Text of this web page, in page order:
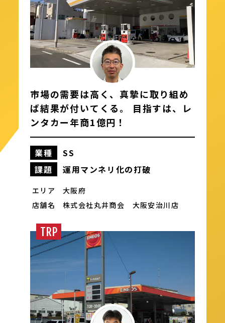
もっと見る
市場の需要は高く、真摯に取り組め
ば結果が付いてくる。 目指すは、レ
ンタカー年商1億円！
業種
SS
課題
運用マンネリ化の打破
エリア
大阪府
店舗名
株式会社丸井商会 大阪安治川店
TRP